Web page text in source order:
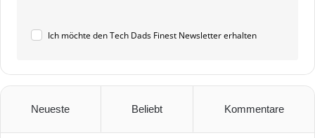
Ich möchte den Tech Dads Finest Newsletter erhalten
Neueste Beliebt Kommentare